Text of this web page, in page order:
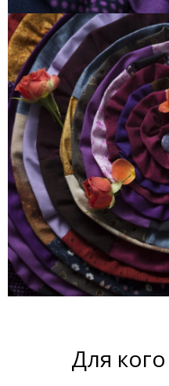
Для кого